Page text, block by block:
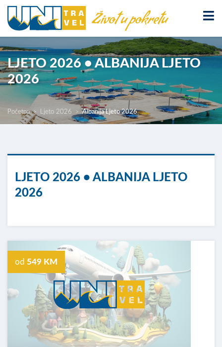
LJETO 2026 • ALBANIJA LJETO
2026
Početna Ljeto 2026 Albanija Ljeto 2026
LJETO 2026 • ALBANIJA LJETO
2026
od 549 KM